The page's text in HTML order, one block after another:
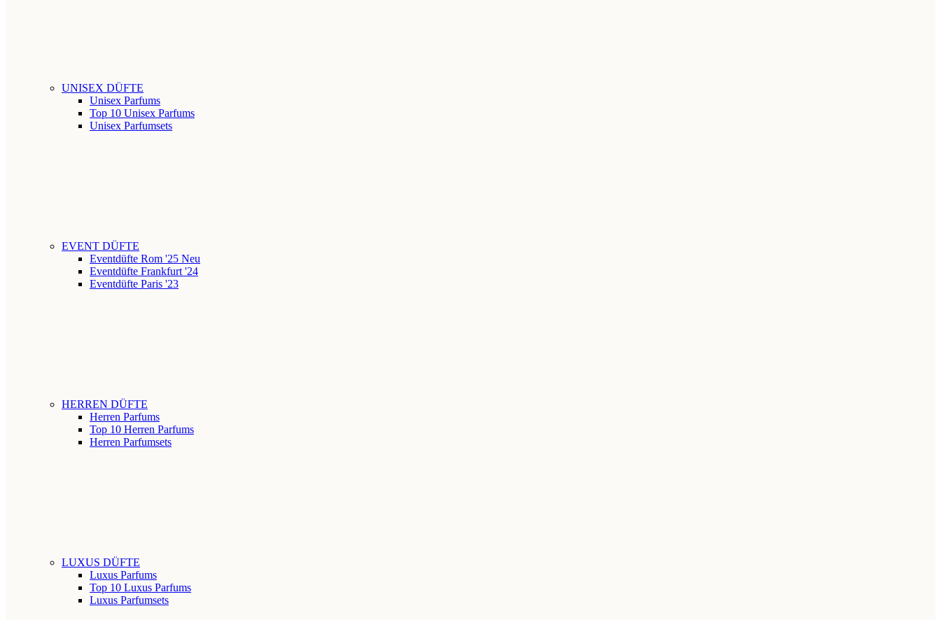
UNISEX DÜFTE
Unisex Parfums
Top 10 Unisex Parfums
Unisex Parfumsets
EVENT DÜFTE
Eventdüfte Rom '25 Neu
Eventdüfte Frankfurt '24
Eventdüfte Paris '23
HERREN DÜFTE
Herren Parfums
Top 10 Herren Parfums
Herren Parfumsets
LUXUS DÜFTE
Luxus Parfums
Top 10 Luxus Parfums
Luxus Parfumsets